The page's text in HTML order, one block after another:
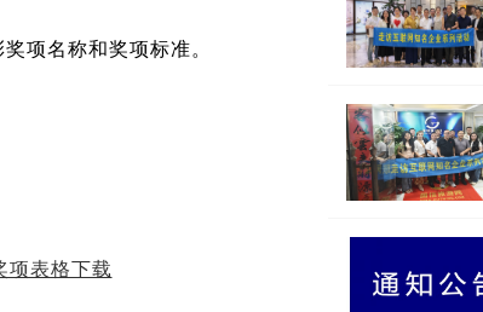
项名称和奖项标准。
项表格下载